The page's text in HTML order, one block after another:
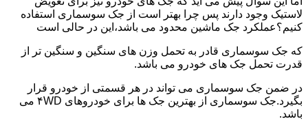
لاستیک وجود دارند پس چرا بهتر است از جک سوسماری استفاده
کنیم؟عملکرد جک ماشین محدود می باشد،این در حالی است
که جک سوسماری قادر به تحمل وزن های سنگین و سنگین تر از
قدرت تحمل جک های خودرو می باشد.
در ضمن جک سوسماری می تواند در هر قسمتی از خودرو قرار
بگیرد.جک سوسماری از بهترین جک ها برای خودروهای ۴WD می
باشد.